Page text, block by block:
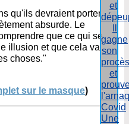
et
gagne
son
procès
et
Covid
Une
qu'ils devraient porter
absurde. Le
que ce qui se
illusion et que cela va
choses."
sur le masque)